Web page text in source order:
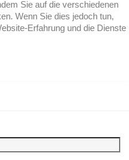
Sie auf die verschiedenen
Wenn Sie dies jedoch tun,
Erfahrung und die Dienste